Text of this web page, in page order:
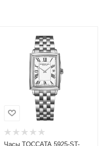
Часы TOCCATA 5925-ST-